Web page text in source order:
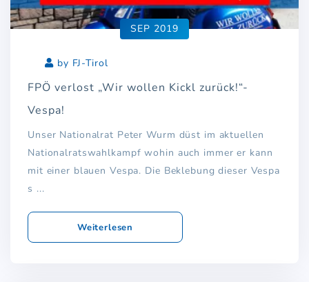
SEP 2019
by FJ-Tirol
FPÖ verlost „Wir wollen Kickl zurück!“-
Vespa!
Unser Nationalrat Peter Wurm düst im aktuellen
Nationalratswahlkampf wohin auch immer er kann
mit einer blauen Vespa. Die Beklebung dieser Vespa
s ...
Weiterlesen